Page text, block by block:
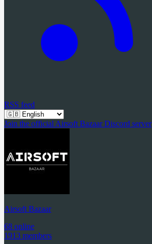
RSS feed
Join the official Airsoft Bazaar Discord server
Airsoft Bazaar
68 online
1913 members